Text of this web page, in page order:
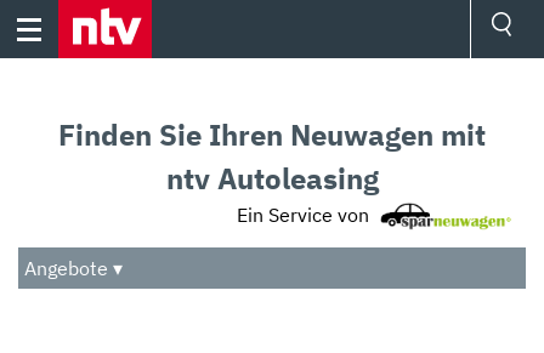
Skip
Audio
Das Beste
Finden Sie Ihren Neuwagen mit
ntv Autoleasing
Ein Service von
Angebote ▾